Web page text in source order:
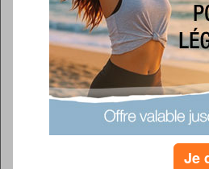
SUIS SUPER CONTENTE HORMIS QUE JE
HABITENT MACON MAIS BON JE SUIS
VOUS ET MOI
AU COURANT POUR L INSTANT
LE SAVOIR LA
SEMAINE PROCHAINE QUAND MA B FILLE
ECHOGRAPHIE .MON FILS A VENDU LA
Je